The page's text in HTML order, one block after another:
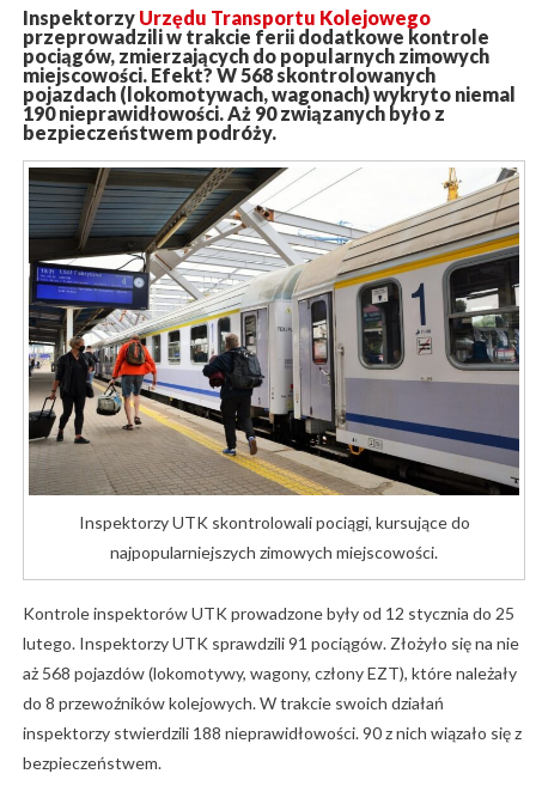
Inspektorzy Urzędu Transportu Kolejowego
przeprowadzili w trakcie ferii dodatkowe kontrole
pociągów, zmierzających do popularnych zimowych
miejscowości. Efekt? W 568 skontrolowanych
pojazdach (lokomotywach, wagonach) wykryto niemal
190 nieprawidłowości. Aż 90 związanych było z
bezpieczeństwem podróży.
Inspektorzy UTK skontrolowali pociągi, kursujące do
najpopularniejszych zimowych miejscowości.
Kontrole inspektorów UTK prowadzone były od 12 stycznia do 25
lutego. Inspektorzy UTK sprawdzili 91 pociągów. Złożyło się na nie
aż 568 pojazdów (lokomotywy, wagony, człony EZT), które należały
do 8 przewoźników kolejowych. W trakcie swoich działań
inspektorzy stwierdzili 188 nieprawidłowości. 90 z nich wiązało się z
bezpieczeństwem.